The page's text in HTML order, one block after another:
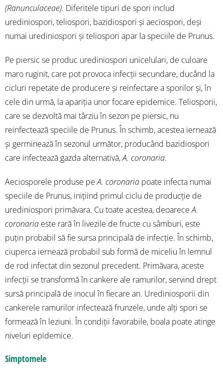
(Ranunculaceae). Diferitele tipuri de spori includ
urediniospori, teliospori, bazidiospori și aeciospori, deși
numai urediniospori și teliospori apar la speciile de Prunus.
Pe piersic se produc urediniospori unicelulari, de culoare
maro ruginit, care pot provoca infecții secundare, ducând la
cicluri repetate de producere și reinfectare a sporilor și, în
cele din urmă, la apariția unor focare epidemice. Teliosporii,
care se dezvoltă mai târziu în sezon pe piersic, nu
reinfectează speciile de Prunus. În schimb, acestea iernează
și germinează în sezonul următor, producând bazidiospori
care infectează gazda alternativă,A. coronaria.
Aeciosporele produse peA. coronaria poate infecta numai
speciile de Prunus, inițiind primul ciclu de producție de
urediniospori primăvara. Cu toate acestea, deoareceA.
coronaria este rară în livezile de fructe cu sâmburi, este
puțin probabil să fie sursa principală de infecție. În schimb,
ciuperca iernează probabil sub formă de miceliu în lemnul
de rod infectat din sezonul precedent. Primăvara, aceste
infecții se transformă în cankere ale ramurilor, servind drept
sursă principală de inocul în fiecare an. Urediniosporii din
cankerele ramurilor infectează frunzele, unde alți spori se
formează în leziuni. În condiții favorabile, boala poate atinge
niveluri epidemice.
Simptomele